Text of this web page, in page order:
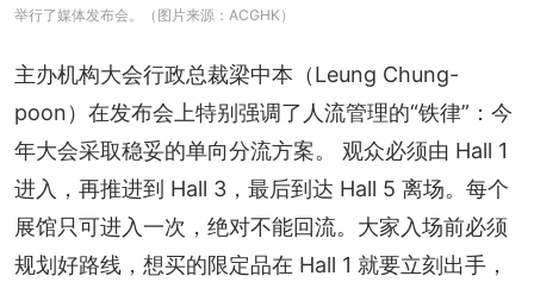
举行了媒体发布会。（图片来源：ACGHK）
主办机构大会行政总裁梁中本（Leung Chung-
poon）在发布会上特别强调了人流管理的“铁律”：今
年大会采取稳妥的单向分流方案。 观众必须由 Hall 1
进入，再推进到 Hall 3，最后到达 Hall 5 离场。每个
展馆只可进入一次，绝对不能回流。大家入场前必须
规划好路线，想买的限定品在 Hall 1 就要立刻出手，